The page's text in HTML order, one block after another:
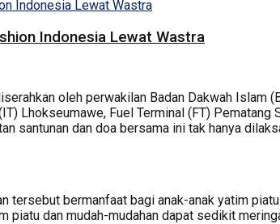
Indonesia Lewat Wastra
oleh perwakilan Badan Dakwah Islam
Lhokseumawe, Fuel Terminal (FT)
santunan dan doa bersama ini tak hanya
tersebut bermanfaat bagi anak-anak yatim
piatu dan mudah-mudahan dapat sedikit